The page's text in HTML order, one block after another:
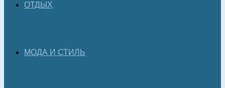
ОТДЫХ
МОДА И СТИЛЬ